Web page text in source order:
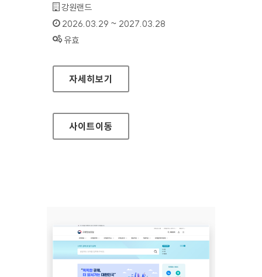
기관명 :
강원랜드
인증기간 :
2026.03.29 ~ 2027.03.28
상태 :
유효
하이원리조트
자세히보기
사이트이동